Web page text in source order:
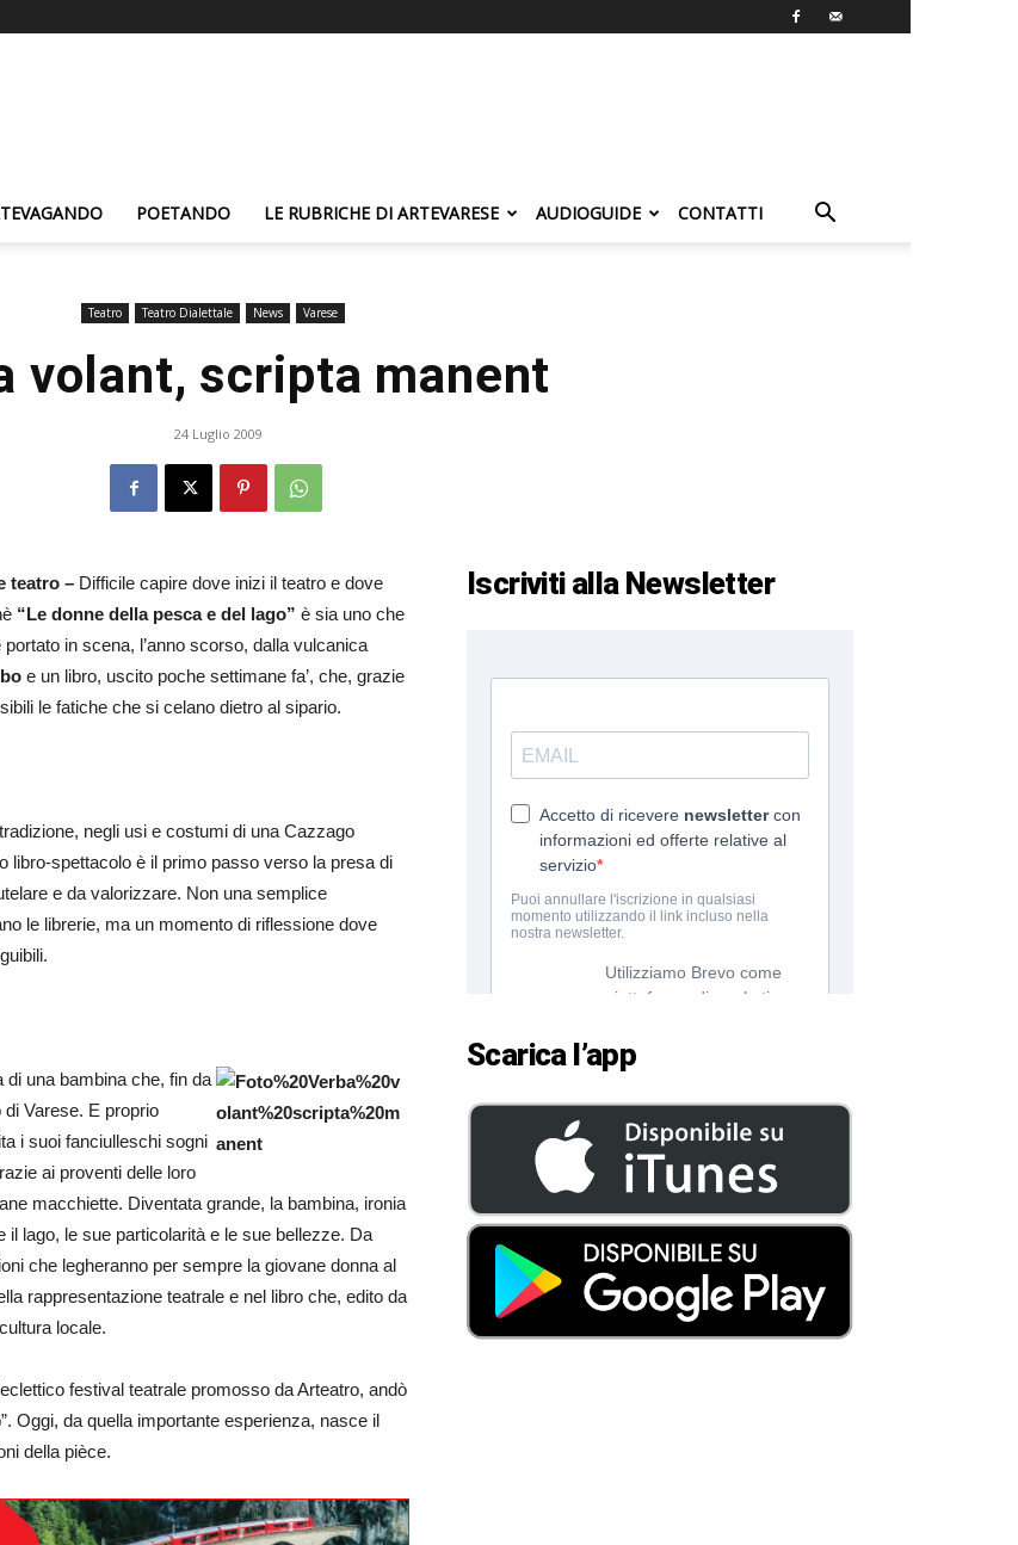
POETANDO LE RUBRICHE DI ARTEVARESE AUDIOGUIDE CONTATTI
Teatro Teatro Dialettale News Varese
volant, scripta manent
24 Luglio 2009
teatro – Difficile capire dove inizi il teatro e dove
“Le donne della pesca e del lago” è sia uno che
portato in scena, l’anno scorso, dalla vulcanica
e un libro, uscito poche settimane fa’, che, grazie
le fatiche che si celano dietro al sipario.
negli usi e costumi di una Cazzago
libro-spettacolo è il primo passo verso la presa di
e da valorizzare. Non una semplice
le librerie, ma un momento di riflessione dove
una bambina che, fin da
di Varese. E proprio
i suoi fanciulleschi sogni
ai proventi delle loro
macchiette. Diventata grande, la bambina, ironia
lago, le sue particolarità e le sue bellezze. Da
che legheranno per sempre la giovane donna al
rappresentazione teatrale e nel libro che, edito da
locale.
festival teatrale promosso da Arteatro, andò
Oggi, da quella importante esperienza, nasce il
della pièce.
Iscriviti alla Newsletter
Scarica l’app